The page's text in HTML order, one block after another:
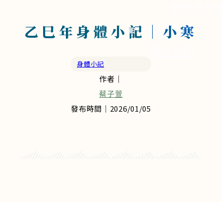
影音媒體
乙巳年身體小記｜小寒
身體小記
作者｜
蔡子萱
發布時間｜2026/01/05